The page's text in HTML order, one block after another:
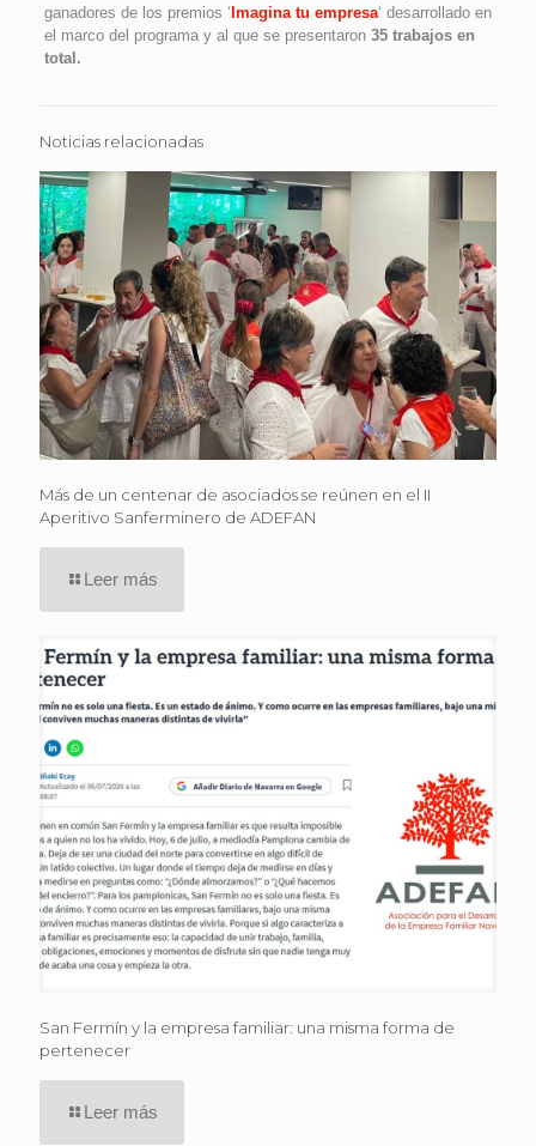
ganadores de los premios ‘ Imagina tu empresa‘ desarrollado en
el marco del programa y al que se presentaron35 trabajos en
total.
Noticias relacionadas
Más de un centenar de asociados se reúnen en el II
Aperitivo Sanferminero de ADEFAN
Leer más
San Fermín y la empresa familiar: una misma forma de
pertenecer
Leer más